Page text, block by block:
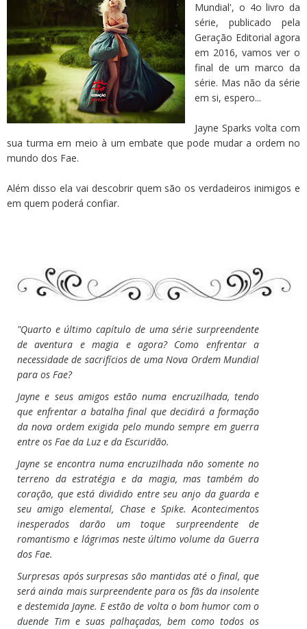
Mundial', o 4o livro da
série, publicado pela
Geração Editorial agora
em 2016, vamos ver o
final de um marco da
série. Mas não da série
em si, espero...
Jayne Sparks volta com
sua turma em meio à um embate que pode mudar a ordem no
mundo dos Fae.
Além disso ela vai descobrir quem são os verdadeiros inimigos e
em quem poderá confiar.
"Quarto e último capítulo de uma série surpreendente
de aventura e magia e agora? Como enfrentar a
necessidade de sacrifícios de uma Nova Ordem Mundial
para os Fae?
Jayne e seus amigos estão numa encruzilhada, tendo
que enfrentar a batalha final que decidirá a formação
da nova ordem exigida pelo mundo sempre em guerra
entre os Fae da Luz e da Escuridão.
Jayne se encontra numa encruzilhada não somente no
terreno da estratégia e da magia, mas também do
coração, que está dividido entre seu anjo da guarda e
seu amigo elemental, Chase e Spike. Acontecimentos
inesperados darão um toque surpreendente de
romantismo e lágrimas neste último volume da Guerra
dos Fae.
Surpresas após surpresas são mantidas até o final, que
será ainda mais surpreendente para os fãs da insolente
e destemida Jayne. E estão de volta o bom humor com o
duende Tim e suas palhaçadas, bem como todos os